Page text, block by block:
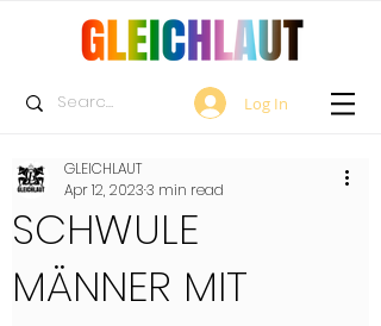
Log In
SCHWULE
MÄNNER MIT
GLEICHLAUT
Apr 12, 20233 min read